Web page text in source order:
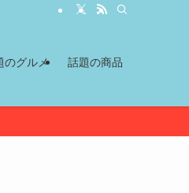
のグルメ 話題の商品